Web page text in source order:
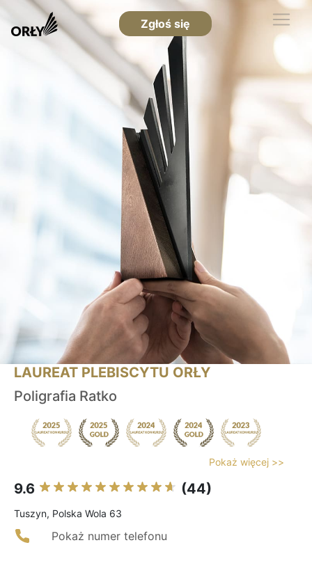
Zgłoś się
LAUREAT PLEBISCYTU ORŁY
Poligrafia Ratko
Pokaż więcej >>
9.6 (44)
Tuszyn, Polska Wola 63
Pokaż numer telefonu